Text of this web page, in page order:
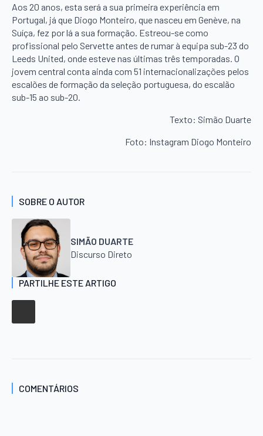
Aos 20 anos, esta será a sua primeira experiência em
Portugal, já que Diogo Monteiro, que nasceu em Genève, na
Suíça, fez por lá a sua formação. Estreou-se como
profissional pelo Servette antes de rumar à equipa sub-23 do
Leeds United, onde esteve nas últimas três temporadas. O
jovem central conta ainda com 51 internacionalizações pelos
escalões de formação da seleção portuguesa, do escalão
sub-15 ao sub-20.
Texto: Simão Duarte
Foto: Instagram Diogo Monteiro
SOBRE O AUTOR
SIMÃO DUARTE
Discurso Direto
PARTILHE ESTE ARTIGO
COMENTÁRIOS